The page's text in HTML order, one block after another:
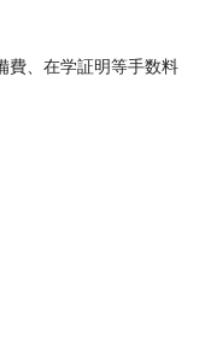
費、在学証明等手数料